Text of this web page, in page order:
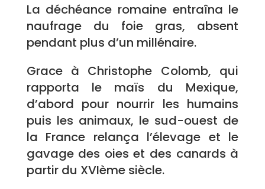
La déchéance romaine entraîna le
naufrage du foie gras, absent
pendant plus d’un millénaire.
Grace à Christophe Colomb, qui
rapporta le maïs du Mexique,
d’abord pour nourrir les humains
puis les animaux, le sud-ouest de
la France relança l’élevage et le
gavage des oies et des canards à
partir du XVIème siècle.